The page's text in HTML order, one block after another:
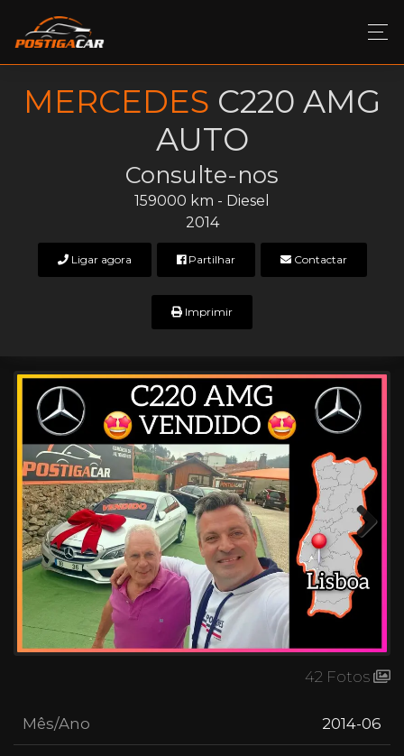
MERCEDES C220 AMG
AUTO
Consulte-nos
159000 km - Diesel
2014
Ligar agora Partilhar Contactar
Imprimir
Next
42 Fotos
Mês/Ano 2014-06